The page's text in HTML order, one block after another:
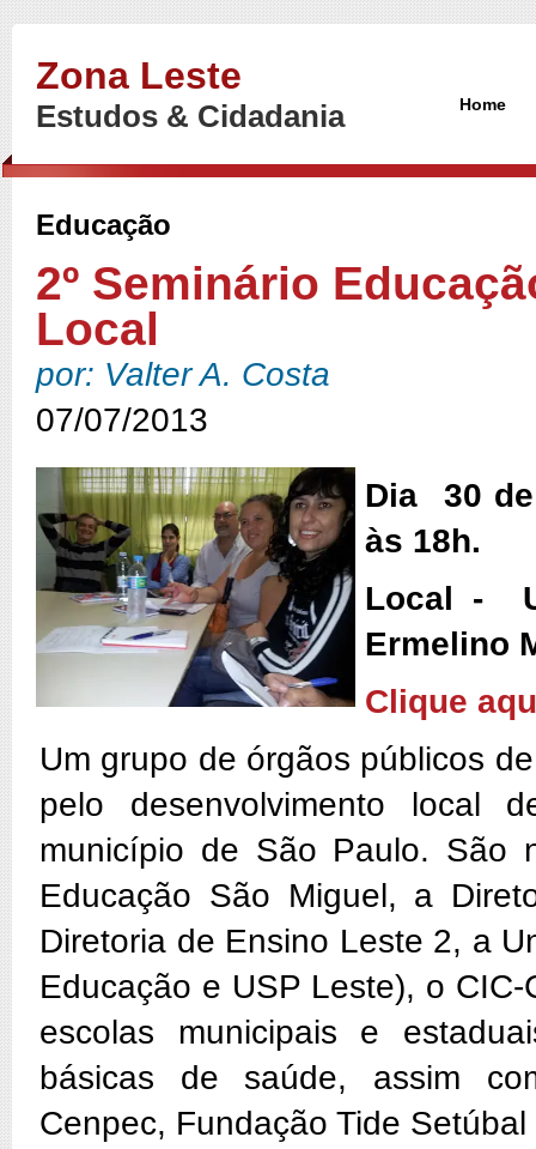
Zona Leste
Estudos & Cidadania Home
Educação
2º Seminário
Local
por: Valter A. Costa
07/07/2013
Dia 30
às 18h.
Local -
Ermelino
Clique
Um grupo de órgãos públicos
pelo desenvolvimento local
município de São Paulo. São
Educação São Miguel, a
Diretoria de Ensino Leste 2, a
Educação e USP Leste), o
escolas municipais e
básicas de saúde, assim
Cenpec, Fundação Tide